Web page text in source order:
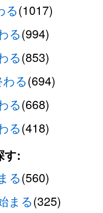
る(1017)
る(994)
る(853)
る(694)
る(668)
る(418)
す:
る(560)
まる(325)